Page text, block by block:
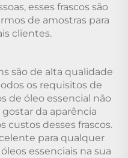
esses frascos são
de amostras para
clientes.
são de alta qualidade
os requisitos de
de óleo essencial não
gostar da aparência
custos desses frascos.
para qualquer
essenciais na sua